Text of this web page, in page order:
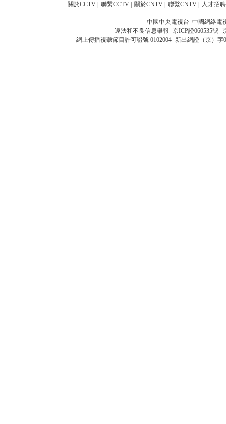
關於CCTV 聯繫CCTV 關於CNTV 聯繫CNTV 人才招聘
中國中央電視台 中國網絡電
違法和不良信息舉報 京ICP證060535號
網上傳播視聽節目許可證號 0102004 新出網證（京）